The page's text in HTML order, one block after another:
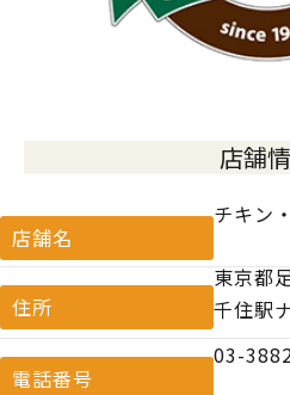
店舗
店舗名
チキン
住所
東京都
千住駅
電話番号
03-